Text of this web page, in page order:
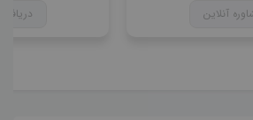
آنلاین